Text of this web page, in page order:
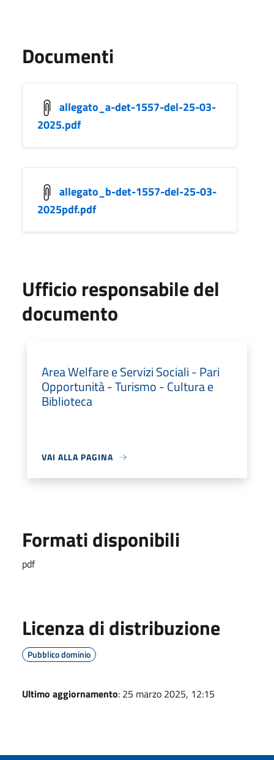
Documenti
allegato_a-det-1557-del-25-03-
2025.pdf
allegato_b-det-1557-del-25-03-
2025pdf.pdf
Ufficio responsabile del
documento
Area Welfare e Servizi Sociali - Pari
Opportunità - Turismo - Cultura e
Biblioteca
VAI ALLA PAGINA
Formati disponibili
pdf
Licenza di distribuzione
Pubblico dominio
Ultimo aggiornamento: 25 marzo 2025, 12:15